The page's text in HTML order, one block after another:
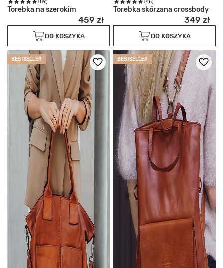
(89)
Torebka na szerokim
459 zł
DO KOSZYKA
(46)
Torebka skórzana crossbody
349 zł
DO KOSZYKA
BESTSELLER BESTSELLER